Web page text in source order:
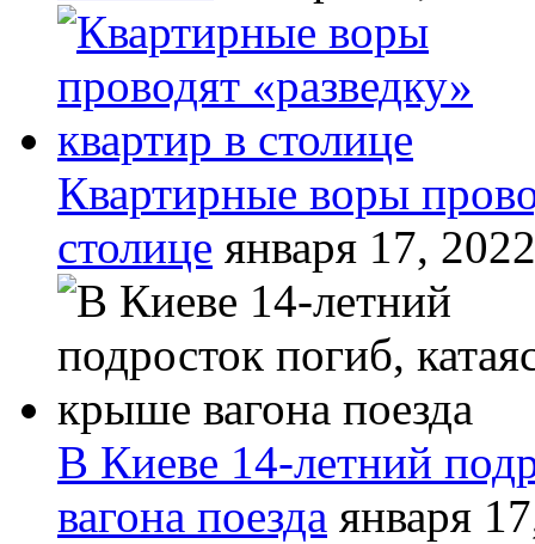
Квартирные воры
столице января 17, 2022
В Киеве 14-летний
вагона поезда января